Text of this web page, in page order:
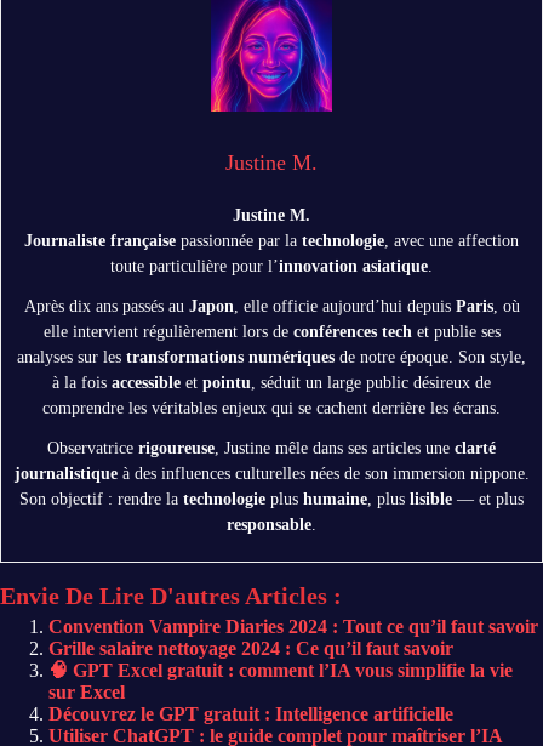
Justine M.
Justine M.
Journaliste française passionnée par la technologie, avec une affection
toute particulière pour l’innovation asiatique.
Après dix ans passés au Japon, elle officie aujourd’hui depuis Paris, où
elle intervient régulièrement lors de conférences techet publie ses
analyses sur les transformations numériques de notre époque. Son style,
à la fois accessible et pointu, séduit un large public désireux de
comprendre les véritables enjeux qui se cachent derrière les écrans.
Observatrice rigoureuse, Justine mêle dans ses articles une clarté
journalistiqueà des influences culturelles nées de son immersion nippone.
Son objectif : rendre la technologie plus humaine, plus lisible — et plus
responsable.
Envie De Lire D'autres Articles :
Convention Vampire Diaries 2024 : Tout ce qu’il faut savoir
Grille salaire nettoyage 2024 : Ce qu’il faut savoir
🧠 GPT Excel gratuit : comment l’IA vous simplifie la vie
sur Excel
Découvrez le GPT gratuit : Intelligence artificielle
Utiliser ChatGPT : le guide complet pour maîtriser l’IA